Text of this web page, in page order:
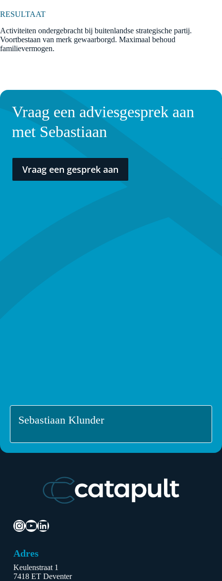
RESULTAAT
Activiteiten ondergebracht bij buitenlandse strategische partij.
Voortbestaan van merk gewaarborgd. Maximaal behoud
familievermogen.
Sebastiaan Klunder
Vraag een adviesgesprek aan
met Sebastiaan
Vraag een gesprek aan
Instagram
YouTube
LinkedIn
Adres
Keulenstraat 1
7418 ET Deventer